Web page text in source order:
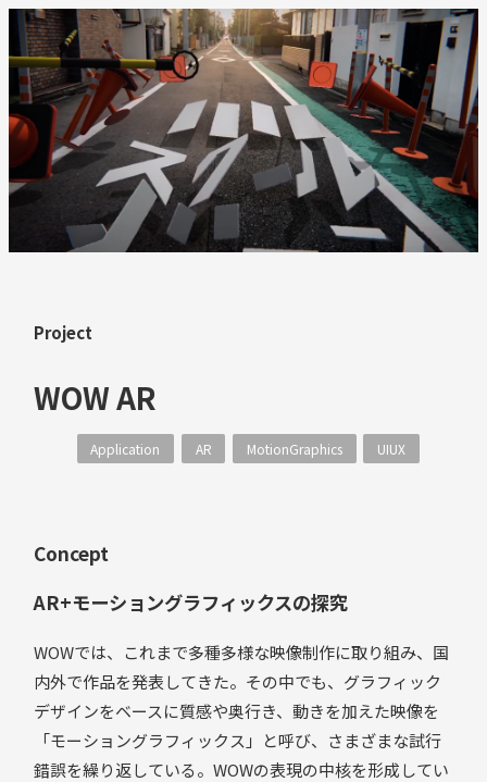
Project
WOW AR
Application AR MotionGraphics UIUX
Concept
AR+モーショングラフィックスの探究
WOWでは、これまで多種多様な映像制作に取り組み、国
内外で作品を発表してきた。その中でも、グラフィック
デザインをベースに質感や奥行き、動きを加えた映像を
「モーショングラフィックス」と呼び、さまざまな試行
錯誤を繰り返している。WOWの表現の中核を形成してい